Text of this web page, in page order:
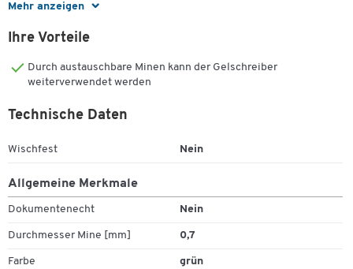
Mehr anzeigen
Ihre Vorteile
Durch austauschbare Minen kann der Gelschreiber
weiterverwendet werden
Technische Daten
Wischfest Nein
Allgemeine Merkmale
Dokumentenecht Nein
Durchmesser Mine [mm] 0,7
Farbe grün